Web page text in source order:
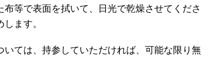
等で表面を拭いて、日光で乾燥させてくださ
ます。
ては、持参していただければ、可能な限り無